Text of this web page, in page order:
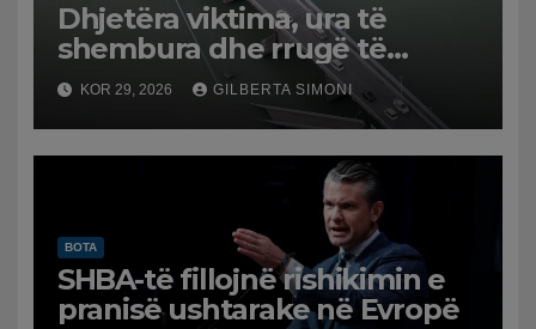
Dhjetëra viktima, ura të
shembura dhe rrugë të
dëmtuara! Japonia goditet
nga tërmeti i fuqishëm,
qindra mijëra të evakuuar
KOR 29, 2026 GILBERTA SIMONI
BOTA
SHBA-të fillojnë rishikimin e
pranisë ushtarake në Evropë